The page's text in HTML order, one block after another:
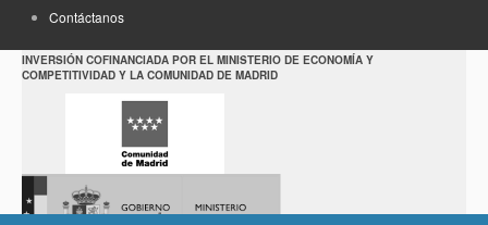
Contáctanos
INVERSIÓN COFINANCIADA POR EL MINISTERIO DE ECONOMÍA Y
COMPETITIVIDAD Y LA COMUNIDAD DE MADRID